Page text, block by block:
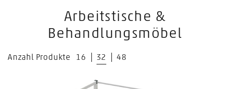
Arbeitstische &
Behandlungsmöbel
Anzahl Produkte 16 32 48